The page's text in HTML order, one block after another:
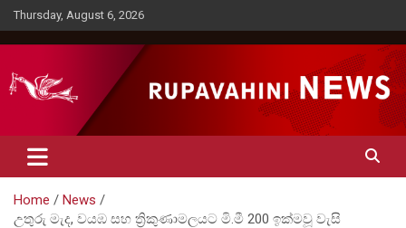
Skip
to
content
Thursday, August 6, 2026
Rupavahini News
Home
News
උතුරු මැද, වයඹ සහ ත්‍රිකුණාමලයට මි.මී 200 ඉක්මවූ වැසි